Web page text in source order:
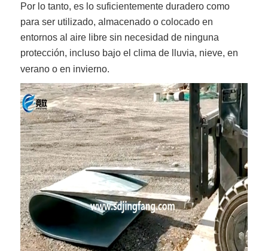
Por lo tanto, es lo suficientemente duradero como
para ser utilizado, almacenado o colocado en
entornos al aire libre sin necesidad de ninguna
protección, incluso bajo el clima de lluvia, nieve, en
verano o en invierno.